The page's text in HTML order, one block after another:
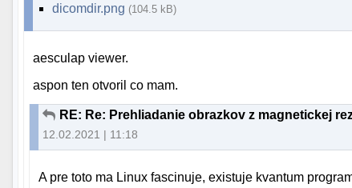
dicomdir.png (104.5 kB)
aesculap viewer.
aspon ten otvoril co mam.
RE: Re: Prehliadanie obrazkov z magnetickej
12.02.2021 | 11:18
A pre toto ma Linux fascinuje, existuje kvantum